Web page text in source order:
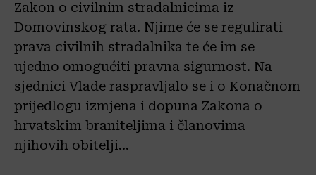
Zakon o civilnim stradalnicima iz
Domovinskog rata. Njime će se regulirati
prava civilnih stradalnika te će im se
ujedno omogućiti pravna sigurnost. Na
sjednici Vlade raspravljalo se i o Konačnom
prijedlogu izmjena i dopuna Zakona o
hrvatskim braniteljima i članovima
njihovih obitelji…